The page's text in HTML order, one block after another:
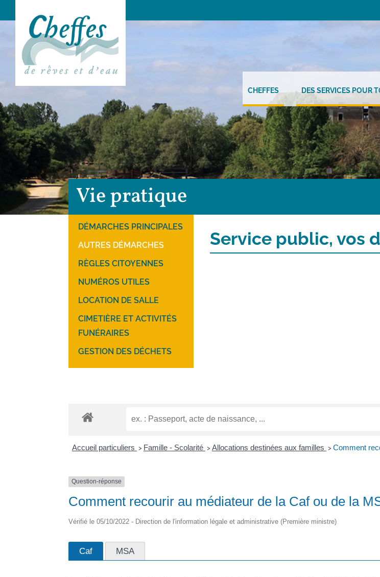
CHEFFES DES SERVICES POUR
Vie pratique
DÉMARCHES PRINCIPALES
AUTRES DÉMARCHES
RÈGLES CITOYENNES
NUMÉROS UTILES
LOCATION DE SALLE
CIMETIÈRE ET ACTIVITÉS
FUNÉRAIRES
GESTION DES DÉCHETS
Service public, vos
Accueil particuliers > Famille - Scolarité > Allocations destinées aux familles > Comment
Question-réponse
Comment recourir au médiateur de la Caf ou de la
Vérifié le 05/10/2022 - Direction de l'information légale et administrative (Première ministre)
Caf MSA